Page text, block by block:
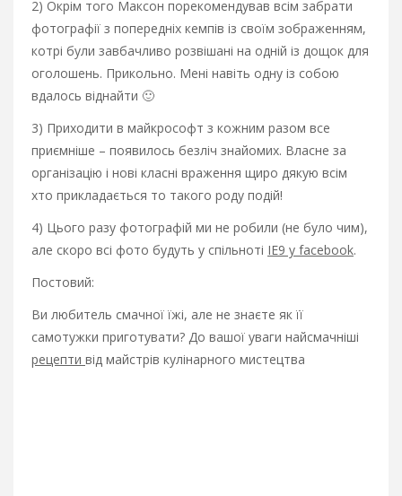
2) Окрім того Максон порекомендував всім забрати
фотографії з попередніх кемпів із своїм зображенням,
котрі були завбачливо розвішані на одній із дощок для
оголошень. Прикольно. Мені навіть одну із собою
вдалось віднайти 🙂
3) Приходити в майкрософт з кожним разом все
приємніше – появилось безліч знайомих. Власне за
організацію і нові класні враження щиро дякую всім
хто прикладається то такого роду подій!
4) Цього разу фотографій ми не робили (не було чим),
але скоро всі фото будуть у спільноті ІЕ9 у facebook.
Постовий:
Ви любитель смачної їжі, але не знаєте як її
самотужки приготувати? До вашої уваги найсмачніші
рецепти від майстрів кулінарного мистецтва